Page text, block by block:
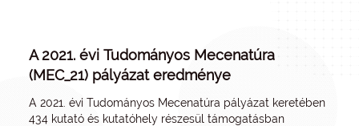
A 2021. évi Tudományos Mecenatúra
(MEC_21) pályázat eredménye
A 2021. évi Tudományos Mecenatúra pályázat keretében
434 kutató és kutatóhely részesül támogatásban